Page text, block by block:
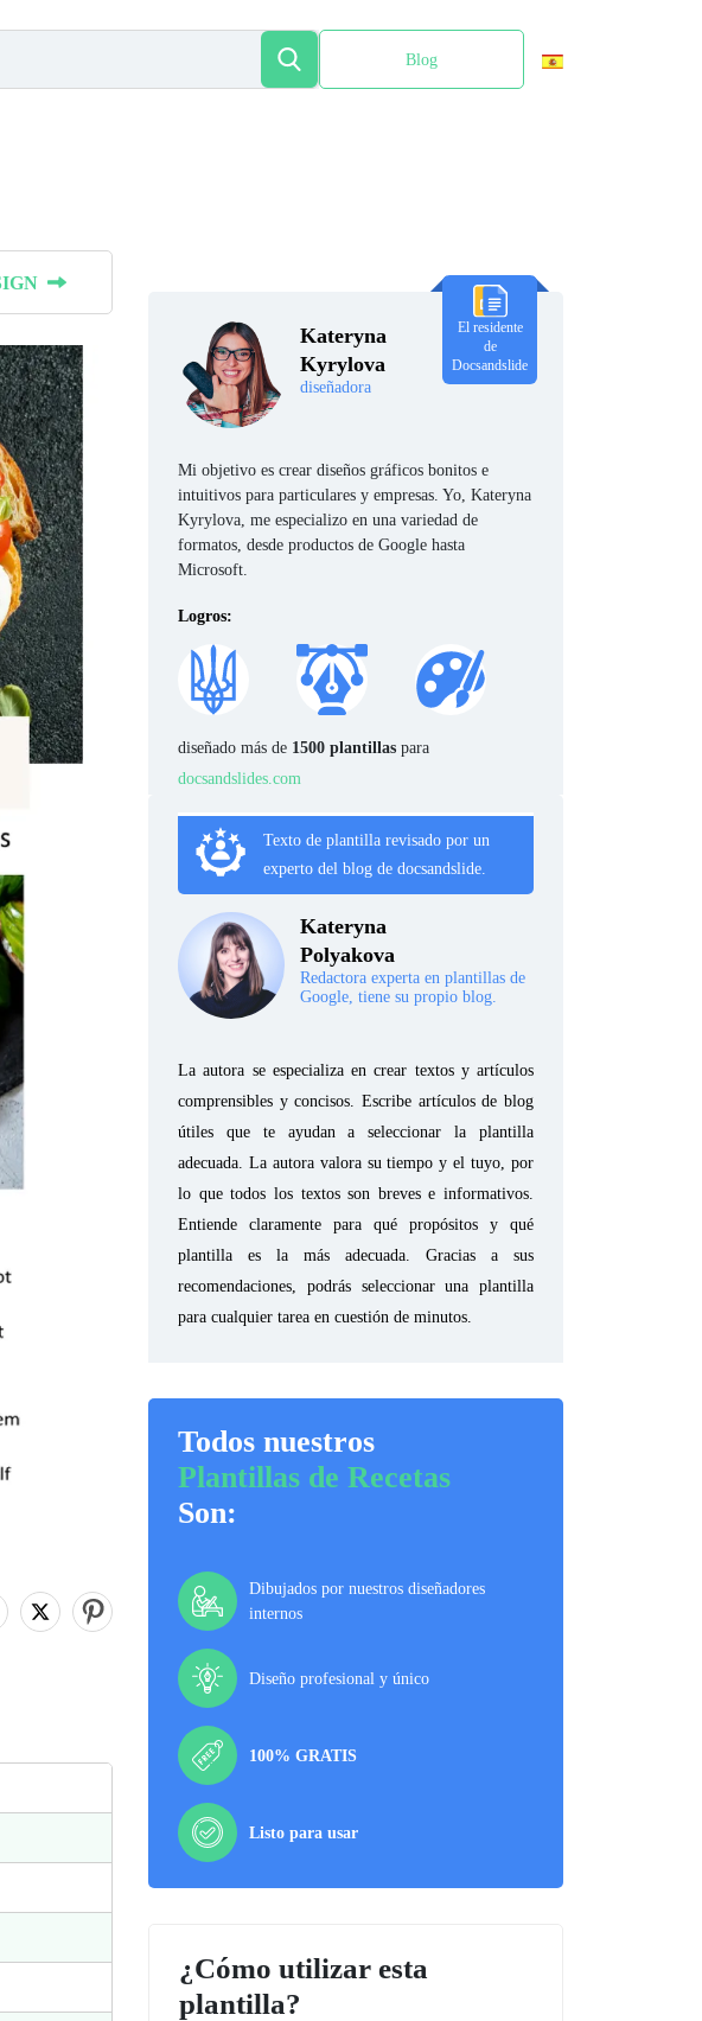
Blog
Kateryna
Kyrylova
diseñadora
El residente
de
Docsandslide
Mi objetivo es crear diseños gráficos bonitos e
intuitivos para particulares y empresas. Yo, Kateryna
Kyrylova, me especializo en una variedad de
formatos, desde productos de Google hasta
Microsoft.
Logros:
diseñado más de 1500 plantillas para
docsandslides.com
Texto de plantilla revisado por un
experto del blog de docsandslide.
Kateryna
Polyakova
Redactora experta en plantillas de
Google, tiene su propio blog.
La autora se especializa en crear textos y artículos
comprensibles y concisos. Escribe artículos de blog
útiles que te ayudan a seleccionar la plantilla
adecuada. La autora valora su tiempo y el tuyo, por
lo que todos los textos son breves e informativos.
Entiende claramente para qué propósitos y qué
plantilla es la más adecuada. Gracias a sus
recomendaciones, podrás seleccionar una plantilla
para cualquier tarea en cuestión de minutos.
Todos nuestros
Plantillas de Recetas
Son:
Dibujados por nuestros diseñadores
internos
Diseño profesional y único
100% GRATIS
Listo para usar
¿Cómo utilizar esta
plantilla?